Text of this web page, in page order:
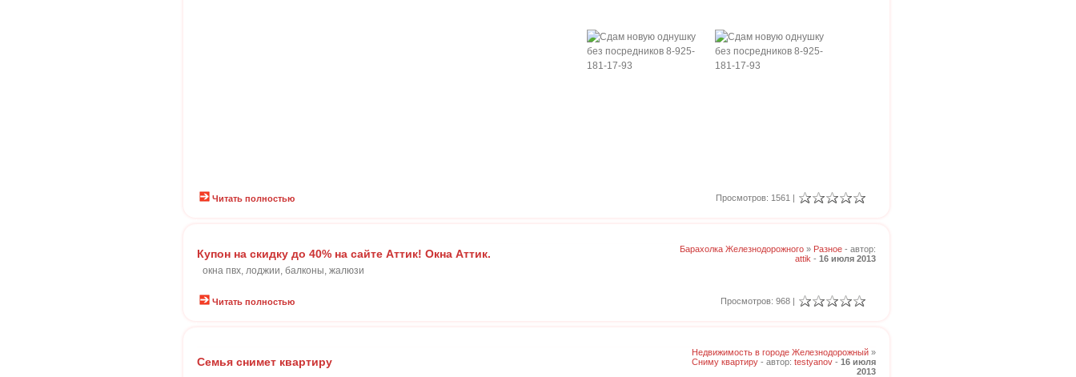
Читать полностью Просмотров: 1561 |
Купон на скидку до 40% на сайте Аттик! Окна Аттик. Барахолка Железнодорожного » Разное - автор:
attik - 16 июля 2013
окна пвх, лоджии, балконы, жалюзи
Читать полностью Просмотров: 968 |
Семья снимет квартиру
Недвижимость в городе Железнодорожный »
Сниму квартиру - автор: testyanov - 16 июля
2013